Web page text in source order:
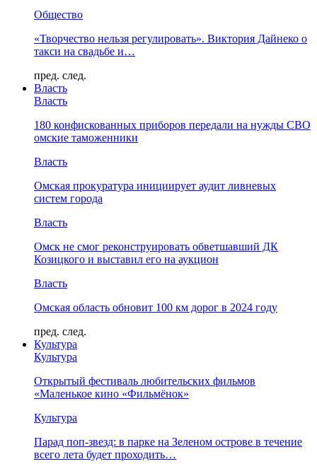
Общество
«Творчество нельзя регулировать». Виктория Дайнеко о
такси на свадьбе и…
пред. след.
Власть
Власть
180 конфискованных приборов передали на нужды СВО
омские таможенники
Власть
Омская прокуратура инициирует аудит ливневых
систем города
Власть
Омск не смог реконструировать обветшавший ДК
Козицкого и выставил его на аукцион
Власть
Омская область обновит 100 км дорог в 2024 году
пред. след.
Культура
Культура
Открытый фестиваль любительских фильмов
«Маленькое кино «Фильмёнок»
Культура
Парад поп-звезд: в парке на Зеленом острове в течение
всего лета будет проходить…